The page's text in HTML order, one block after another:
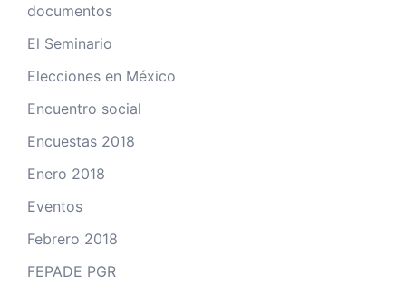
documentos
El Seminario
Elecciones en México
Encuentro social
Encuestas 2018
Enero 2018
Eventos
Febrero 2018
FEPADE PGR